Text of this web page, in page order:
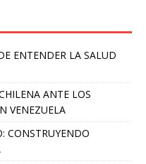
ENTENDER LA SALUD
ANTE LOS
VENEZUELA
CONSTRUYENDO